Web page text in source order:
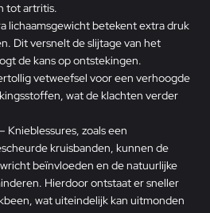
tot artritis.
lichaamsgewicht betekent extra druk
Dit versnelt de slijtage van het
de kans op ontstekingen.
vetweefsel voor een verhoogde
wat de klachten verder
– Knieblessures, zoals een
kruisbanden, kunnen de
beïnvloeden en de natuurlijke
Hierdoor ontstaat er sneller
wat uiteindelijk kan uitmonden